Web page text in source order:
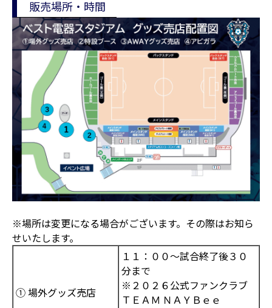
販売場所・時間
※場所は変更になる場合がございます。その際はお知ら
せいたします。
① 場外グッズ売店
１１：００～試合終了後３０
分まで
※２０２６公式ファンクラブ
ＴＥＡＭ ＮＡＹＢｅｅ